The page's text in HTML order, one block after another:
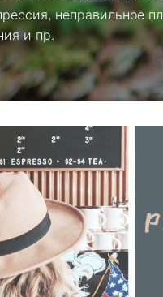
неправильное
и пр.